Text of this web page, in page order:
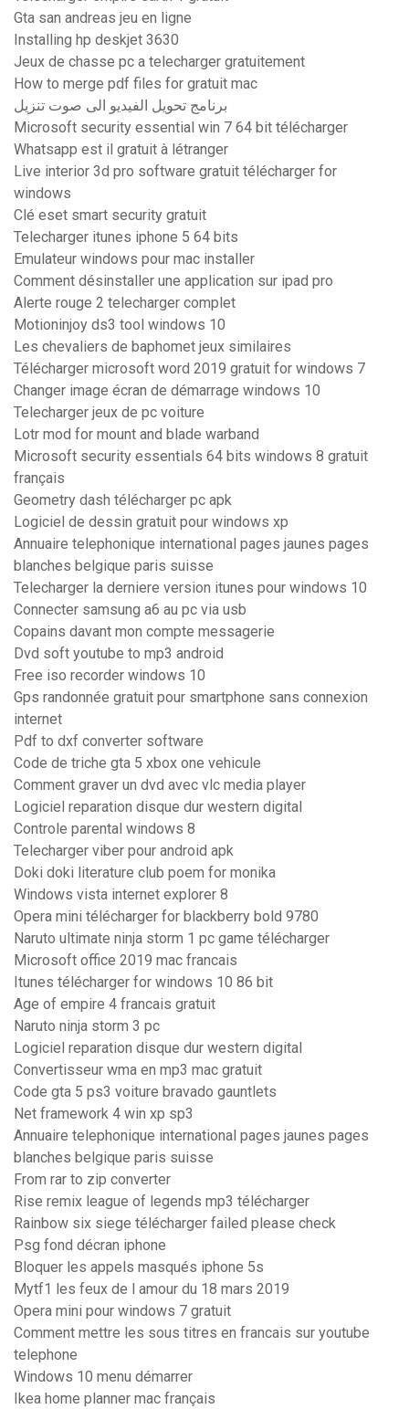
Gta san andreas jeu en ligne
Installing hp deskjet 3630
Jeux de chasse pc a telecharger gratuitement
How to merge pdf files for gratuit mac
برنامج تحويل الفيديو الى صوت تنزيل
Microsoft security essential win 7 64 bit télécharger
Whatsapp est il gratuit à létranger
Live interior 3d pro software gratuit télécharger for
windows
Clé eset smart security gratuit
Telecharger itunes iphone 5 64 bits
Emulateur windows pour mac installer
Comment désinstaller une application sur ipad pro
Alerte rouge 2 telecharger complet
Motioninjoy ds3 tool windows 10
Les chevaliers de baphomet jeux similaires
Télécharger microsoft word 2019 gratuit for windows 7
Changer image écran de démarrage windows 10
Telecharger jeux de pc voiture
Lotr mod for mount and blade warband
Microsoft security essentials 64 bits windows 8 gratuit
français
Geometry dash télécharger pc apk
Logiciel de dessin gratuit pour windows xp
Annuaire telephonique international pages jaunes pages
blanches belgique paris suisse
Telecharger la derniere version itunes pour windows 10
Connecter samsung a6 au pc via usb
Copains davant mon compte messagerie
Dvd soft youtube to mp3 android
Free iso recorder windows 10
Gps randonnée gratuit pour smartphone sans connexion
internet
Pdf to dxf converter software
Code de triche gta 5 xbox one vehicule
Comment graver un dvd avec vlc media player
Logiciel reparation disque dur western digital
Controle parental windows 8
Telecharger viber pour android apk
Doki doki literature club poem for monika
Windows vista internet explorer 8
Opera mini télécharger for blackberry bold 9780
Naruto ultimate ninja storm 1 pc game télécharger
Microsoft office 2019 mac francais
Itunes télécharger for windows 10 86 bit
Age of empire 4 francais gratuit
Naruto ninja storm 3 pc
Logiciel reparation disque dur western digital
Convertisseur wma en mp3 mac gratuit
Code gta 5 ps3 voiture bravado gauntlets
Net framework 4 win xp sp3
Annuaire telephonique international pages jaunes pages
blanches belgique paris suisse
From rar to zip converter
Rise remix league of legends mp3 télécharger
Rainbow six siege télécharger failed please check
Psg fond décran iphone
Bloquer les appels masqués iphone 5s
Mytf1 les feux de l amour du 18 mars 2019
Opera mini pour windows 7 gratuit
Comment mettre les sous titres en francais sur youtube
telephone
Windows 10 menu démarrer
Ikea home planner mac français